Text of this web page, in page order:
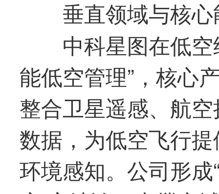
垂直领域与核
中科星图在低
能低空管理”，核心
整合卫星遥感、航
数据，为低空飞行
环境感知。公司形